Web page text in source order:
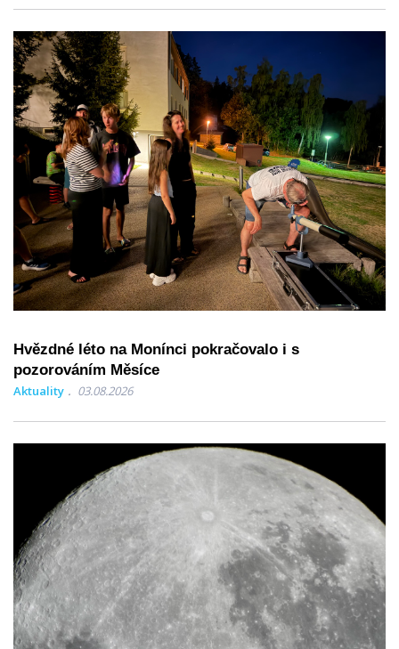
Hvězdné léto na Monínci pokračovalo i s
pozorováním Měsíce
Aktuality 03.08.2026